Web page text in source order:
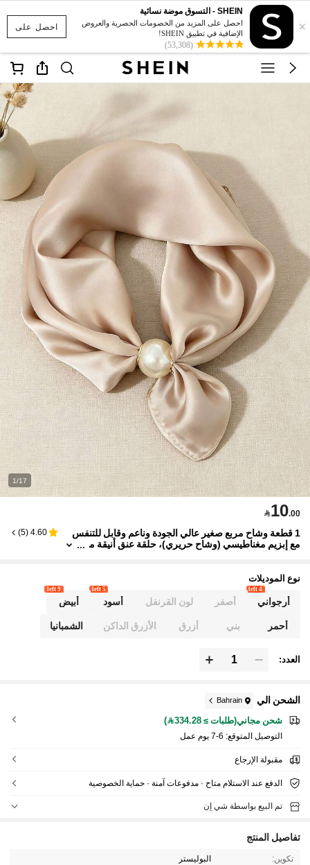
احصل على ×
SHEIN - التسوق موضة نسائية
احصل على المزيد من الخصومات الحصرية والعروض
الإضافية في تطبيق SHEIN!
(53,308)
1/17
10.00
1 قطعة وشاح مربع صغير عالي الجودة وناعم وقابل للتنفس
مع إبزيم مغناطيسي (وشاح حريري)، حلقة عنق أنيقة م
صان أو كهدية
4.60
(
5
)
نوع الموديلات
أرجواني
4 left
أصفر لون القرنفل أسود
5 left
أبيض
9 left
أحمر بني أزرق الأزرق الداكن الشمبانيا
العدد:
الشحن الي Bahrain
شحن مجاني(طلبات ≥ 334.28)
التوصيل المتوقع: 6-7 يوم عمل
مقبولة الإرجاع
الدفع عند الاستلام متاح · مدفوعات آمنة · حماية الخصوصية
تم البيع بواسطة شي إن
تفاصيل المنتج
تكوين: البوليستر